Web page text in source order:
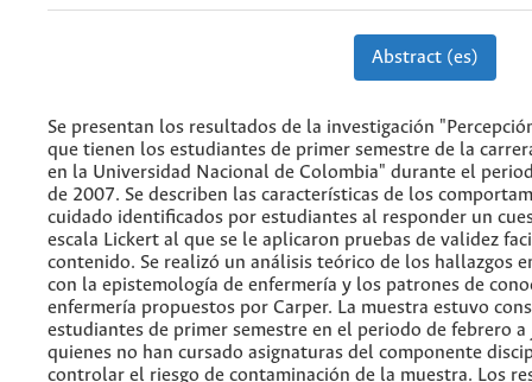
Abstract (es)
Se presentan los resultados de la investigación
que tienen los estudiantes de primer semestre de la
en la Universidad Nacional de Colombia" durante el
de 2007. Se describen las características de los
cuidado identificados por estudiantes al responder un
escala Lickert al que se le aplicaron pruebas de validez
contenido. Se realizó un análisis teórico de los hallazgos
con la epistemología de enfermería y los patrones de
enfermería propuestos por Carper. La muestra estuvo
estudiantes de primer semestre en el periodo de febrero
quienes no han cursado asignaturas del componente
controlar el riesgo de contaminación de la muestra. Los